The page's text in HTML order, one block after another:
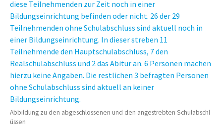
Abbildung zu den abgeschlossenen und den angestrebten Schulabschl
üssen